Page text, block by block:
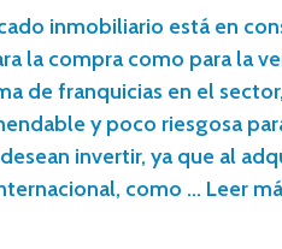
inmobiliario está en
la compra como para la
de franquicias en el
y poco riesgosa
invertir, ya que al
como … Leer